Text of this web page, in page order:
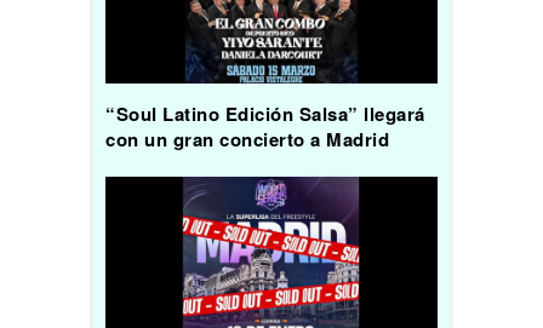
“Soul Latino Edición Salsa” llegará
con un gran concierto a Madrid